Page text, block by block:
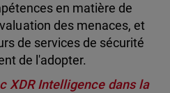
en matière de
des menaces, et
de services de sécurité
de l'adopter.
XDR Intelligence dans la